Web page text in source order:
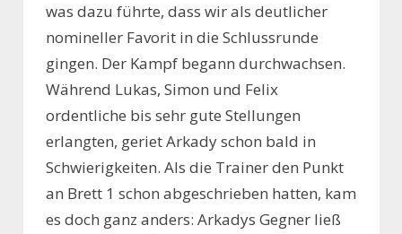
was dazu führte, dass wir als deutlicher
nomineller Favorit in die Schlussrunde
gingen. Der Kampf begann durchwachsen.
Während Lukas, Simon und Felix
ordentliche bis sehr gute Stellungen
erlangten, geriet Arkady schon bald in
Schwierigkeiten. Als die Trainer den Punkt
an Brett 1 schon abgeschrieben hatten, kam
es doch ganz anders: Arkadys Gegner ließ